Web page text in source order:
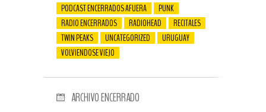
PODCAST ENCERRADOS AFUERA
PUNK
RADIO ENCERRADOS
RADIOHEAD
RECITALES
TWIN PEAKS
UNCATEGORIZED
URUGUAY
VOLVIENDOSE VIEJO
ARCHIVO ENCERRADO